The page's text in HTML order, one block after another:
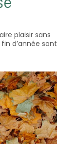
plaisir sans
d’année sont